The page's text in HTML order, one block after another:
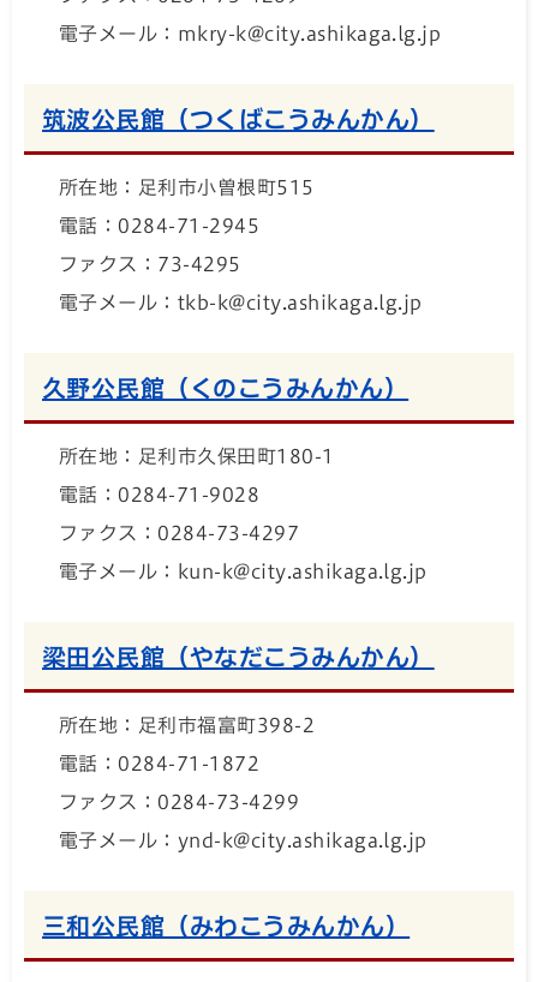
電子メール：mkry-k@city.ashikaga.lg.jp
筑波公民館（つくばこうみんかん）
所在地：足利市小曽根町515
電話：0284-71-2945
ファクス：73-4295
電子メール：tkb-k@city.ashikaga.lg.jp
久野公民館（くのこうみんかん）
所在地：足利市久保田町180-1
電話：0284-71-9028
ファクス：0284-73-4297
電子メール：kun-k@city.ashikaga.lg.jp
梁田公民館（やなだこうみんかん）
所在地：足利市福富町398-2
電話：0284-71-1872
ファクス：0284-73-4299
電子メール：ynd-k@city.ashikaga.lg.jp
三和公民館（みわこうみんかん）